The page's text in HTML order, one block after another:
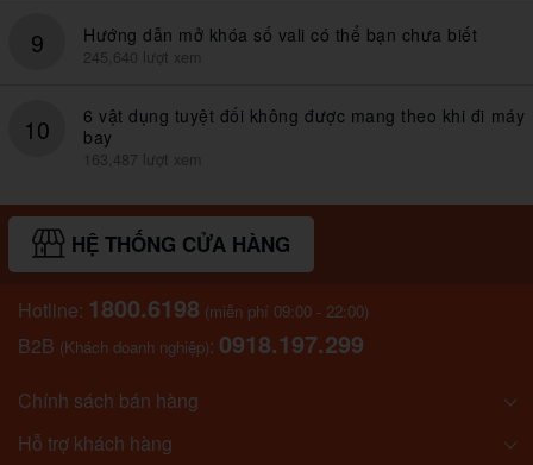
9 Hướng dẫn mở khóa số vali có thể bạn chưa biết
245,640 lượt xem
10
6 vật dụng tuyệt đối không được mang theo khi đi máy
bay
163,487 lượt xem
HỆ THỐNG CỬA HÀNG
Hotline: 1800.6198 (miễn phí 09:00 - 22:00)
B2B (Khách doanh nghiệp): 0918.197.299
Chính sách bán hàng
Hỗ trợ khách hàng